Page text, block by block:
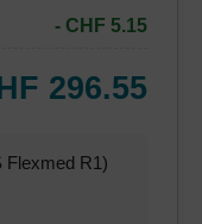
- CHF 5.15
296.55
Flexmed R1)